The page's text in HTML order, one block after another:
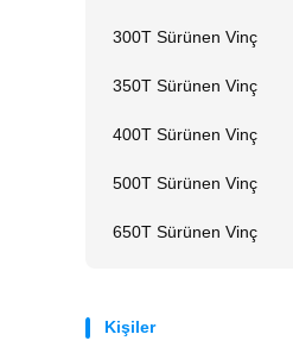
300T Sürünen Vinç
350T Sürünen Vinç
400T Sürünen Vinç
500T Sürünen Vinç
650T Sürünen Vinç
Kişiler